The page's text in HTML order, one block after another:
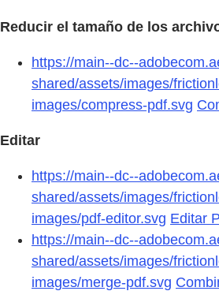
Reducir el tamaño de los
https://main--dc--
shared/assets/images/
images/compress-pdf.svg
Editar
https://main--dc--
shared/assets/images/
images/pdf-editor.svg Editar
https://main--dc--
shared/assets/images/
images/merge-pdf.svg